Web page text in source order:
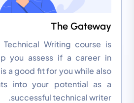
The Gateway
Writing course is
you assess if a career in
a good fit for you while also
into your potential as a
successful technical writer.